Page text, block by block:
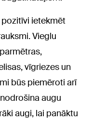
ietekmēt
Vieglu
vīgriezes un
būs piemēroti arī
augu
augi, lai panāktu